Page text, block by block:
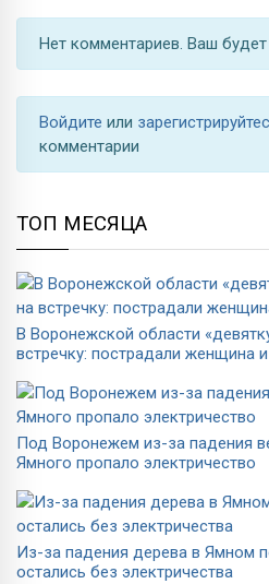
Нет комментариев. Ваш
Войдите или
комментарии
ТОП МЕСЯЦА
В Воронежской области
встречку: пострадали женщина
Под Воронежем из-за падения
Ямного пропало электричество
Из-за падения дерева в Ямном
остались без электричества